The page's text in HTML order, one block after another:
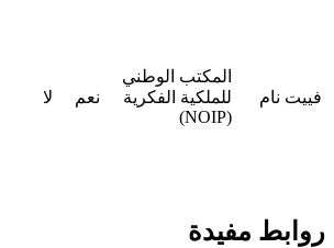
فييت نام
المكتب الوطني
للملكية الفكرية
(NOIP)
نعم لا
روابط مفيدة